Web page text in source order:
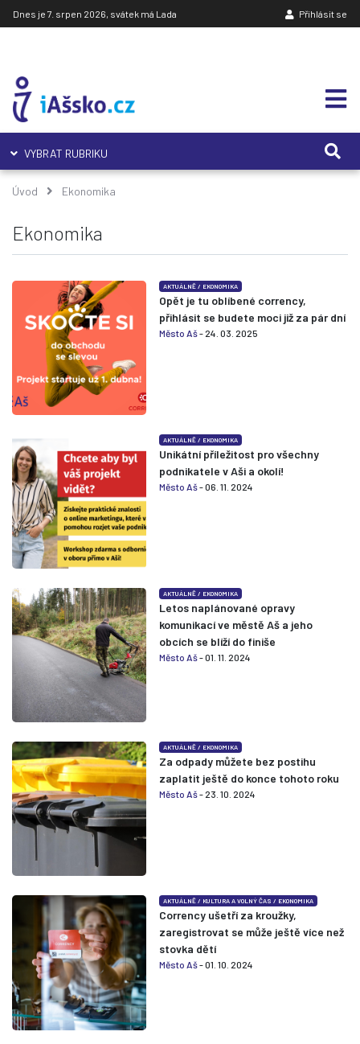
Dnes je 7. srpen 2026, svátek má Lada Přihlásit se
VYBRAT RUBRIKU
Úvod Ekonomika
Ekonomika
AKTUÁLNĚ / EKONOMIKA
Opět je tu oblíbené corrency,
přihlásit se budete moci již za pár dní
Město Aš- 24. 03. 2025
AKTUÁLNĚ / EKONOMIKA
Unikátní příležitost pro všechny
podnikatele v Aši a okolí!
Město Aš- 06. 11. 2024
AKTUÁLNĚ / EKONOMIKA
Letos naplánované opravy
komunikací ve městě Aš a jeho
obcích se blíží do finiše
Město Aš- 01. 11. 2024
AKTUÁLNĚ / EKONOMIKA
Za odpady můžete bez postihu
zaplatit ještě do konce tohoto roku
Město Aš- 23. 10. 2024
AKTUÁLNĚ / KULTURA A VOLNÝ ČAS / EKONOMIKA
Corrency ušetří za kroužky,
zaregistrovat se může ještě více než
stovka dětí
Město Aš- 01. 10. 2024